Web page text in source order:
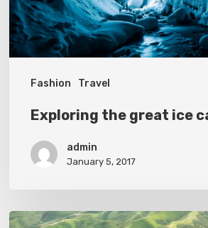
Fashion Travel
Exploring the great ice
admin
January 5, 2017
The